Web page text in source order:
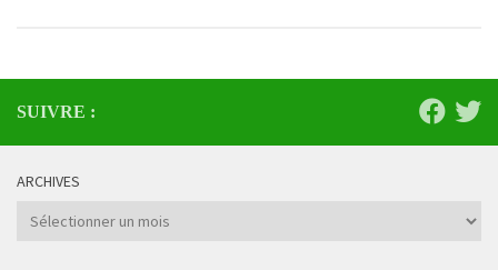
SUIVRE :
ARCHIVES
Archives